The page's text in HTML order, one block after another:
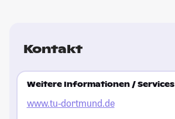
Kontakt
Weitere Informationen / Services
www.tu-dortmund.de